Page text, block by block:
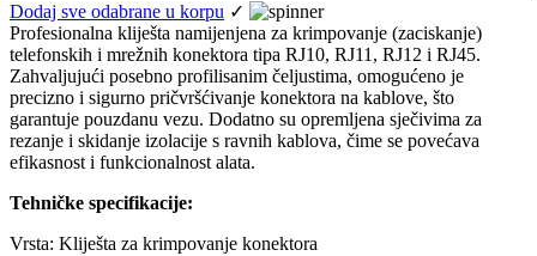
Dodaj sve odabrane u korpu ✓
Profesionalna kliješta namijenjena za krimpovanje (zaciskanje)
telefonskih i mrežnih konektora tipa RJ10, RJ11, RJ12 i RJ45.
Zahvaljujući posebno profilisanim čeljustima, omogućeno je
precizno i sigurno pričvršćivanje konektora na kablove, što
garantuje pouzdanu vezu. Dodatno su opremljena sječivima za
rezanje i skidanje izolacije s ravnih kablova, čime se povećava
efikasnost i funkcionalnost alata.
Tehničke specifikacije:
Vrsta: Kliješta za krimpovanje konektora